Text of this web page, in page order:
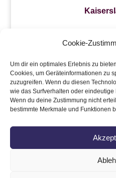
Cookie-
Um dir ein optimales Erlebnis zu
Cookies, um Geräteinformationen zu
zuzugreifen. Wenn du diesen
wie das Surfverhalten oder
Wenn du deine Zustimmung nicht
bestimmte Merkmale und Funktionen